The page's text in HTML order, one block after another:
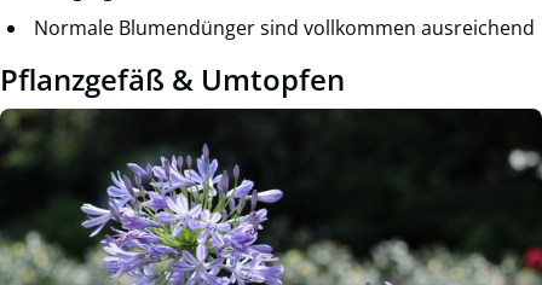
Normale Blumendünger sind vollkommen ausreichend
Pflanzgefäß & Umtopfen